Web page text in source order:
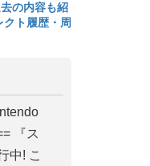
の内容も紹
ト履歴・周
『ス
中! こ